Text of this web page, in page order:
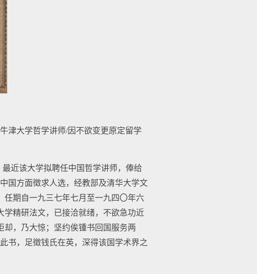
津大学哲学讲师/因不欲变更原定留学
近该大学拟聘任中国哲学讲师，俸给
国方面徵求人选，经教部及清华大学文
任期自一九三七年七月至一九四〇年六
学精研法文，已接洽就绪，不欲急功近
，乃大惊；坚约俟锺书回国服务两
书，足徵钱氏在英，深得该国学术界之